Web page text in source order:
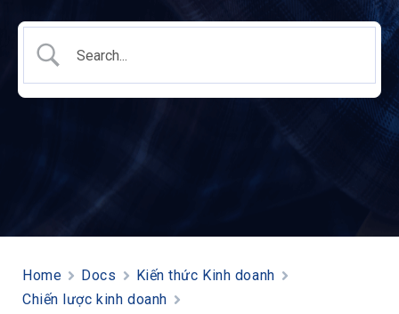
Home Docs
Kiến thức Kinh doanh
Chiến lược kinh doanh